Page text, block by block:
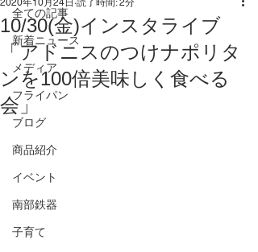
全ての記事
新着ニュース
メディア
フライパン
ブログ
商品紹介
イベント
南部鉄器
子育て
10/30(金)インスタライブ
「アドニスのつけナポリタ
ンを100倍美味しく食べる
会」
2020年10月24日 読了時間: 2分